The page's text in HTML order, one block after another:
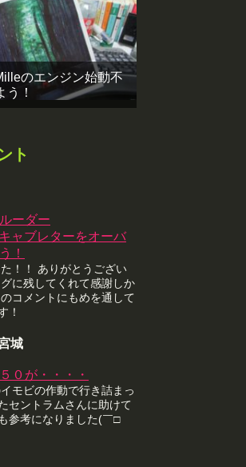
のエンジン始動不
う！
ト
ーダー
ャブレターをオーバ
！
！！ ありがとうござい
に残してくれて感謝しか
コメントにもめを通して
！
城
０が・・・・
モビの作動で行き詰まっ
セントラムさんに助けて
参考になりました(￣□